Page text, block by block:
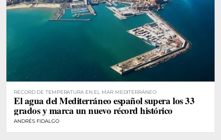
RÉCORD DE TEMPERATURA EN EL MAR MEDITERRÁNEO
El agua del Mediterráneo español supera los 33
grados y marca un nuevo récord histórico
ANDRÉS FIDALGO